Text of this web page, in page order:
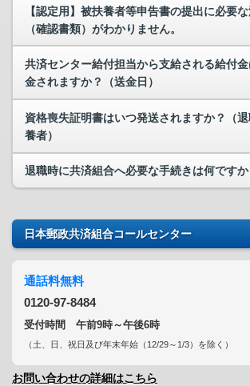
【認定用】被扶養者等申告書の提出に必要
（確認書類）がわかりません。
共済センター給付担当から支給される給付
金されますか？（送金日）
資格喪失証明書はいつ発送されますか？（
養者）
退職時に共済組合へ必要な手続きは何ですか
日本郵政共済組合コールセンター
通話料無料
0120-97-8484
受付時間 午前9時～午後6時
（土、日、祝日及び年末年始（12/29～1/3）を除く）
お問い合わせの詳細はこちら